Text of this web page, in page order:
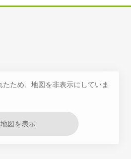
ため、地図を非表示にしていま
地図を表示